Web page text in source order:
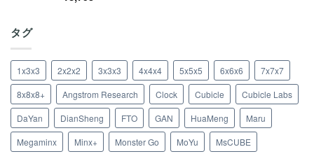
タグ
1x3x3 2x2x2 3x3x3 4x4x4 5x5x5 6x6x6
7x7x7
8x8x8+
Angstrom Research Clock Cubicle
Cubicle Labs
DaYan
DianSheng FTO GAN HuaMeng
Maru
Megaminx
Minx+ Monster Go MoYu
MsCUBE